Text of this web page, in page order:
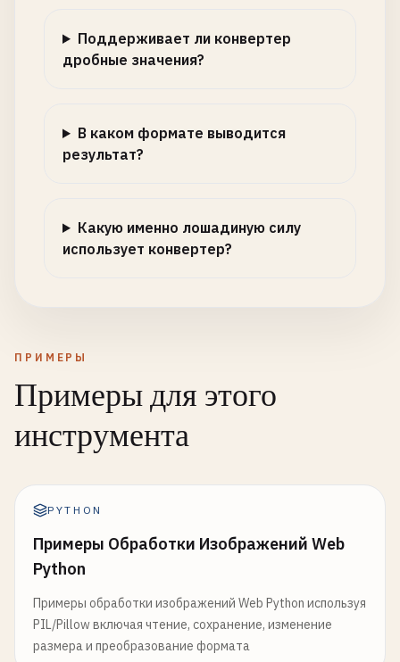
Поддерживает ли конвертер
дробные значения?
В каком формате выводится
результат?
Какую именно лошадиную силу
использует конвертер?
ПРИМЕРЫ
Примеры для этого
инструмента
PYTHON
Примеры Обработки Изображений Web
Python
Примеры обработки изображений Web Python используя
PIL/Pillow включая чтение, сохранение, изменение
размера и преобразование формата